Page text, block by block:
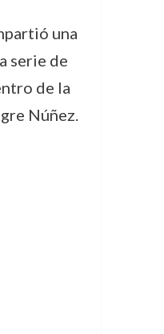
una
serie de
de la
Núñez.